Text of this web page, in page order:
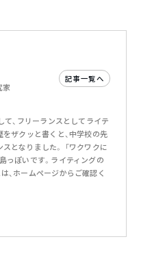
家
記事一覧へ
て、フリーランスとしてライテ
ザクッと書くと、中学校の先
となりました。 「ワクワクに
っぽいです。ライティングの
、ホームページからご確認く